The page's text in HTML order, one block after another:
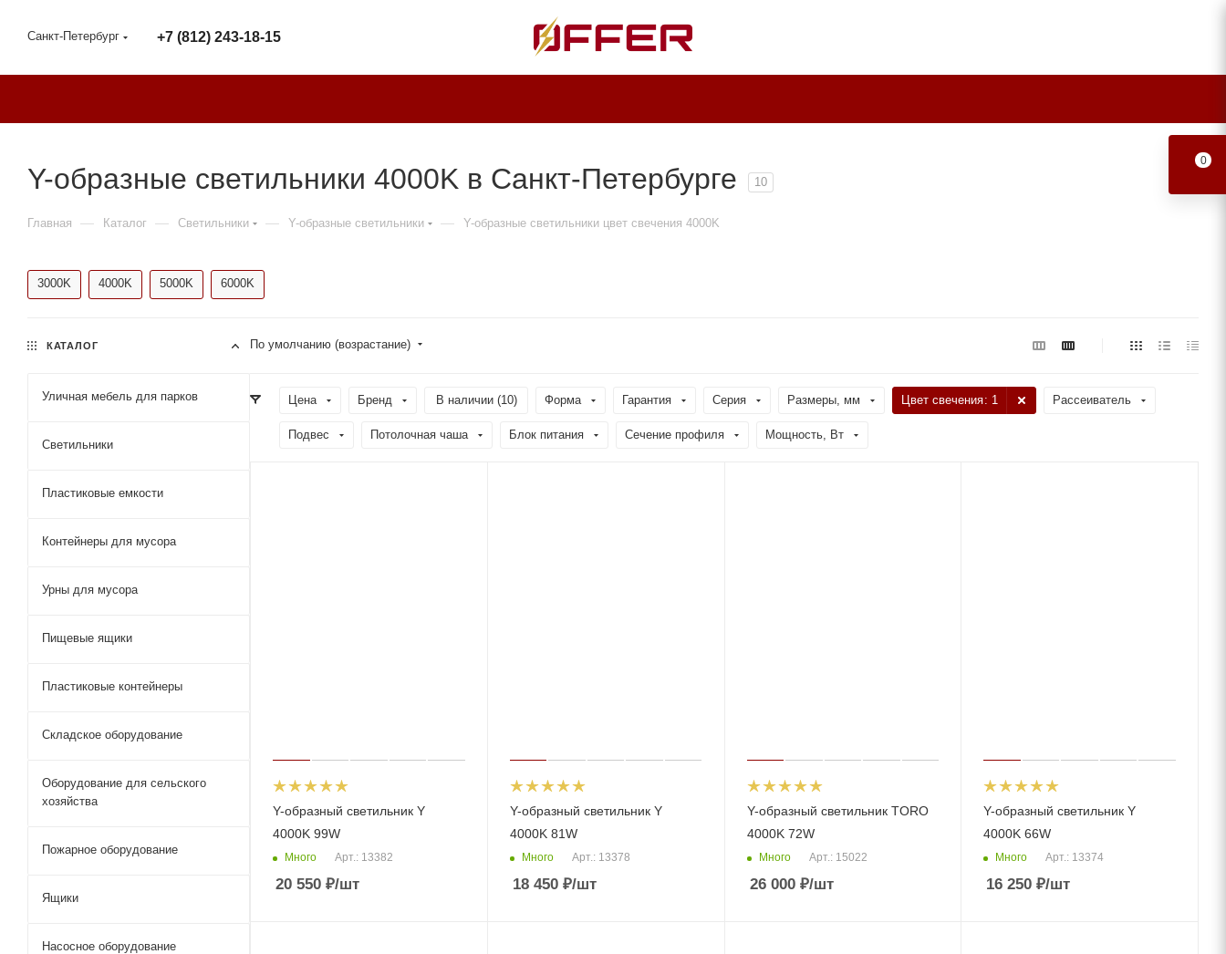
Санкт-Петербург +7 (812) 243-18-15
Y-образные светильники 4000K в Санкт-Петербурге 10
Главная — Каталог — Светильники — Y-образные светильники — Y-образные светильники цвет свечения 4000K
3000K 4000K 5000K 6000K
По умолчанию (возрастание)
Цена Бренд В наличии (10) Форма Гарантия Серия Размеры, мм Цвет свечения: 1 Рассеиватель
Подвес Потолочная чаша Блок питания Сечение профиля Мощность, Вт
Y-образный светильник Y
4000K 99W
Много Арт.: 13382
20 550 ₽/шт
Y-образный светильник Y
4000K 81W
Много Арт.: 13378
18 450₽/шт
Y-образный светильник TORO
4000K 72W
Много Арт.: 15022
26 000₽/шт
Y-образный светильник Y
4000K 66W
Много Арт.: 13374
16 250 ₽/шт
КАТАЛОГ
Уличная мебель для парков
Светильники
Пластиковые емкости
Контейнеры для мусора
Урны для мусора
Пищевые ящики
Пластиковые контейнеры
Складское оборудование
Оборудование для сельского
хозяйства
Пожарное оборудование
Ящики
Насосное оборудование
0